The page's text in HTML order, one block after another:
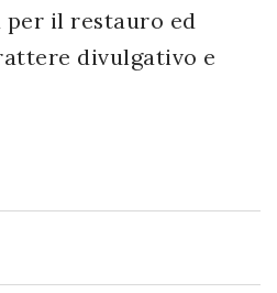
per il restauro ed
divulgativo e